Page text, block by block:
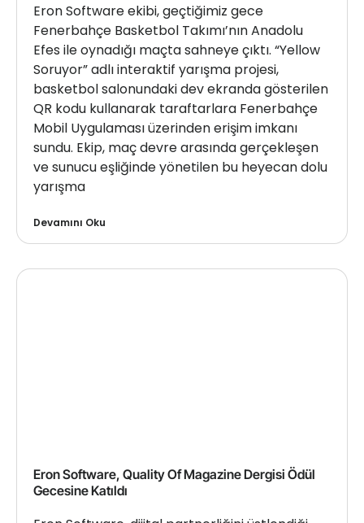
Eron Software ekibi, geçtiğimiz gece
Fenerbahçe Basketbol Takımı’nın Anadolu
Efes ile oynadığı maçta sahneye çıktı. “Yellow
Soruyor” adlı interaktif yarışma projesi,
basketbol salonundaki dev ekranda gösterilen
QR kodu kullanarak taraftarlara Fenerbahçe
Mobil Uygulaması üzerinden erişim imkanı
sundu. Ekip, maç devre arasında gerçekleşen
ve sunucu eşliğinde yönetilen bu heyecan dolu
yarışma
Devamını Oku
Eron Software, Quality Of Magazine Dergisi Ödül
Gecesine Katıldı